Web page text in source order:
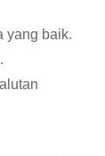
yang baik.